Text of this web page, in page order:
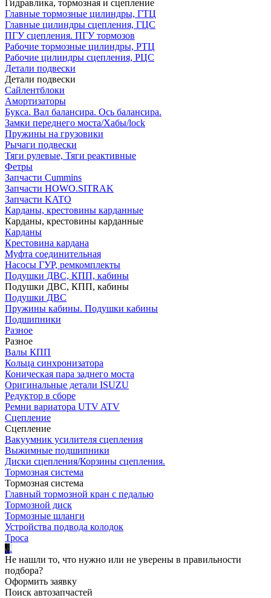
Гидравлика, тормозная и сцепление
Главные тормозные цилиндры, ГТЦ
Главные цилиндры сцепления, ГЦС
ПГУ сцепления. ПГУ тормозов
Рабочие тормозные цилиндры, РТЦ
Рабочие цилиндры сцепления, РЦС
Детали подвески
Детали подвески
Cайлентблоки
Амортизаторы
Букса. Вал балансира. Ось балансира.
Замки переднего моста/Хабы/lock
Пружины на грузовики
Рычаги подвески
Тяги рулевые, Тяги реактивные
Фетры
Запчасти Cummins
Запчасти HOWO.SITRAK
Запчасти KATO
Карданы, крестовины карданные
Карданы, крестовины карданные
Карданы
Крестовина кардана
Муфта соединительная
Насосы ГУР, ремкомплекты
Подушки ДВС, КПП, кабины
Подушки ДВС, КПП, кабины
Подушки ДВС
Пружины кабины. Подушки кабины
Подшипники
Разное
Разное
Валы КПП
Кольца синхронизатора
Коническая пара заднего моста
Оригинальные детали ISUZU
Редуктор в сборе
Ремни вариатора UTV ATV
Сцепление
Сцепление
Вакуумник усилителя сцепления
Выжимные подшипники
Диски сцепления/Корзины сцепления.
Тормозная система
Тормозная система
Главный тормозной кран с педалью
Тормозной диск
Тормозные шланги
Устройства подвода колодок
Троса
...
Не нашли то, что нужно или не уверены в правильности
подбора?
Оформить заявку
Поиск автозапчастей